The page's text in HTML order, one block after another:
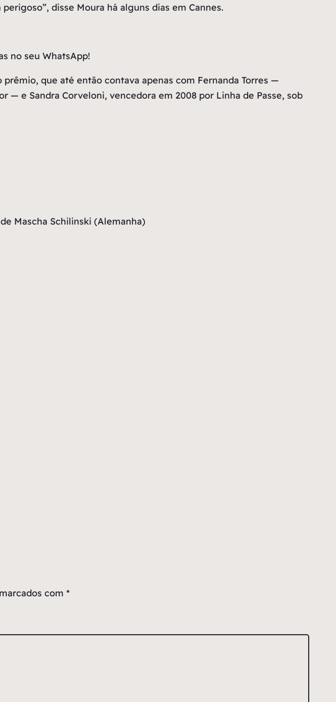
disse Moura há alguns dias em Cannes.
no seu WhatsApp!
que até então contava apenas com Fernanda Torres —
— e Sandra Corveloni, vencedora em 2008 por Linha de Passe, sob
Mascha Schilinski (Alemanha)
com *